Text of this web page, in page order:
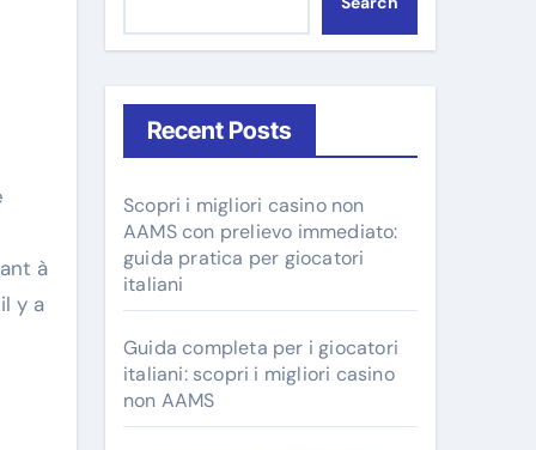
à
y a
Recent Posts
Scopri i migliori casino non
AAMS con prelievo immediato:
guida pratica per giocatori
italiani
Guida completa per i giocatori
italiani: scopri i migliori casino
non AAMS